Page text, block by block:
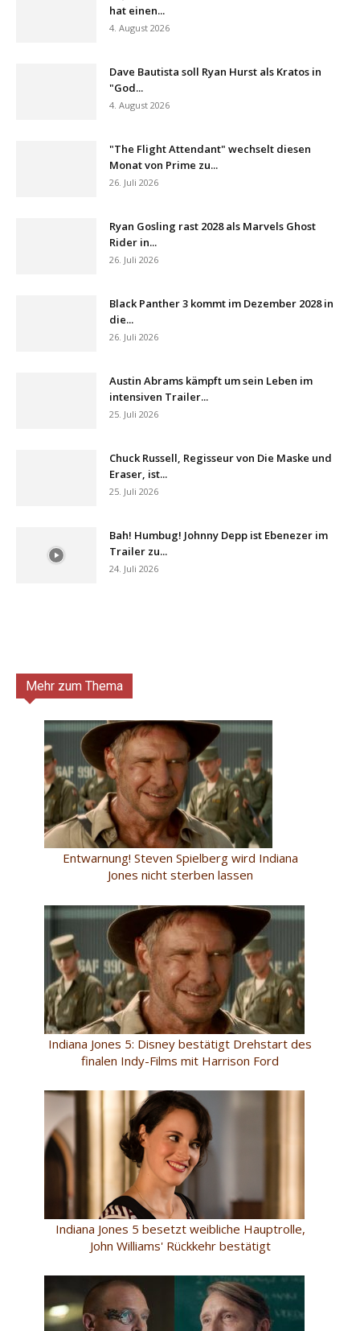
hat einen...
4. August 2026
Dave Bautista soll Ryan Hurst als Kratos in
"God...
4. August 2026
"The Flight Attendant" wechselt diesen
Monat von Prime zu...
26. Juli 2026
Ryan Gosling rast 2028 als Marvels Ghost
Rider in...
26. Juli 2026
Black Panther 3 kommt im Dezember 2028 in
die...
26. Juli 2026
Austin Abrams kämpft um sein Leben im
intensiven Trailer...
25. Juli 2026
Chuck Russell, Regisseur von Die Maske und
Eraser, ist...
25. Juli 2026
Bah! Humbug! Johnny Depp ist Ebenezer im
Trailer zu...
24. Juli 2026
Mehr zum Thema
Entwarnung! Steven Spielberg wird Indiana
Jones nicht sterben lassen
Indiana Jones 5: Disney bestätigt Drehstart des
finalen Indy-Films mit Harrison Ford
Indiana Jones 5 besetzt weibliche Hauptrolle,
John Williams' Rückkehr bestätigt